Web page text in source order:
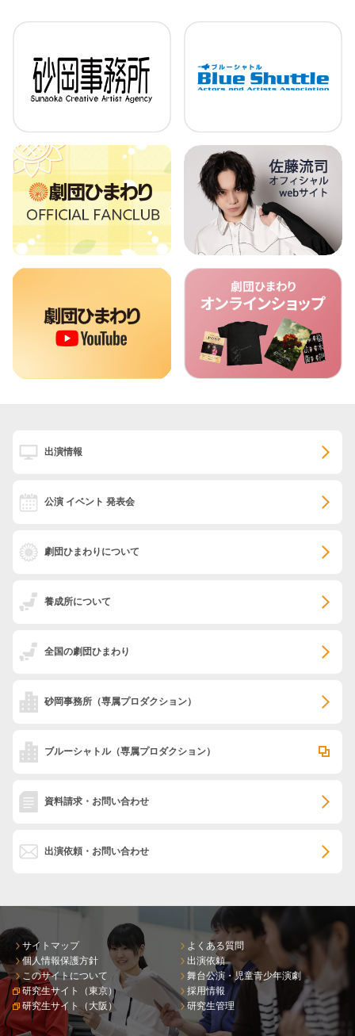
出演情報
公演 イベント 発表会
劇団ひまわりについて
養成所について
全国の劇団ひまわり
砂岡事務所 （専属プロダクション）
ブルーシャトル（専属プロダクション）
資料請求・お問い合わせ
出演依頼・お問い合わせ
サイトマップ
個人情報保護方針
このサイトについて
研究生サイト（東京）
研究生サイト（大阪）
よくある質問
出演依頼
舞台公演・児童青少年演劇
採用情報
研究生管理